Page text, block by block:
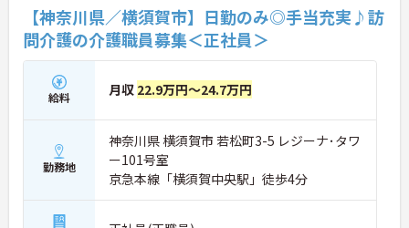
ス提供責任者、管理者など）に向けた段階的な研修
も豊富です。日々の頑張りは手当や賃金制度でしっ
かりと評価されるため、高いモチベーションを保ち
ながら長く安心して働ける環境です。
＜家庭的で温かい！少人数のグループホーム＞家庭
的な雰囲気の中で、お一人おひとりに寄り添ったケ
アができるのが魅力です。認知症の方を対象として
いますが、介護度はお客様によって様々。食事や入
浴、排泄などの日常生活を支援しながら、まるで家
族のように温かい時間を共有できます。「流れ作業
ではなく、じっくりと人と向き合いたい」という方
＜手厚い指導と資格支援＞入社後は2週間程度の研
【神奈川県／横須賀市】日勤のみ◎手当充実♪訪
問介護の介護職員募集＜正社員＞
給料 月収 22.9万円～24.7万円
勤務地
神奈川県 横須賀市 若松町3-5 レジーナ･タワ
ー101号室
京急本線「横須賀中央駅」徒歩4分